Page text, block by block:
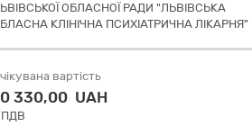
ОБЛАСНОЇ РАДИ "ЛЬВІВСЬКА
КЛІНІЧНА ПСИХІАТРИЧНА ЛІКАРНЯ"
вартість
330,00 UAH
ПДВ